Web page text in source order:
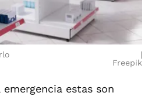
Freepik
estas son